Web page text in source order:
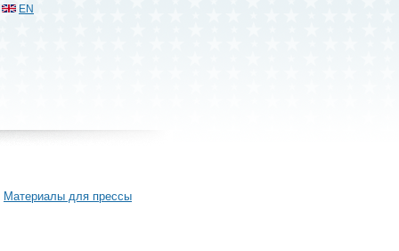
EN
Материалы для прессы